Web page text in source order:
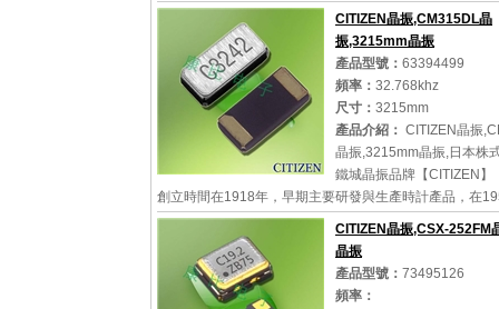
計產品，在1959年西鐵城成功研發出防水，防振的手表，
世界成為了個...
詳細參數 查看大圖
CITIZEN晶振,CM315DL晶
振,3215mm晶振
產品型號： 63394499
頻率： 32.768khz
尺寸： 3215mm
產品介紹： CITIZEN晶振
晶振,3215mm晶振,日本株
鐵城晶振品牌【CITIZEN】
創立時間在1918年，早期主要研發與生產時計產品，在
鐵城成功研發出防水，防振的手表，從此轟動世界成為了
CITIZEN晶振,CSX-252FM
晶振
產品型號： 73495126
頻率：